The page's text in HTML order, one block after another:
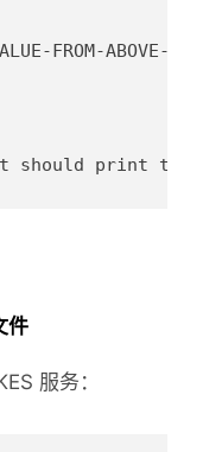
FROM-ABOVE-
件
服务：